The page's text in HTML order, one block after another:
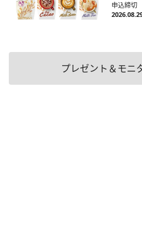
申込締切
プレゼント＆モニ